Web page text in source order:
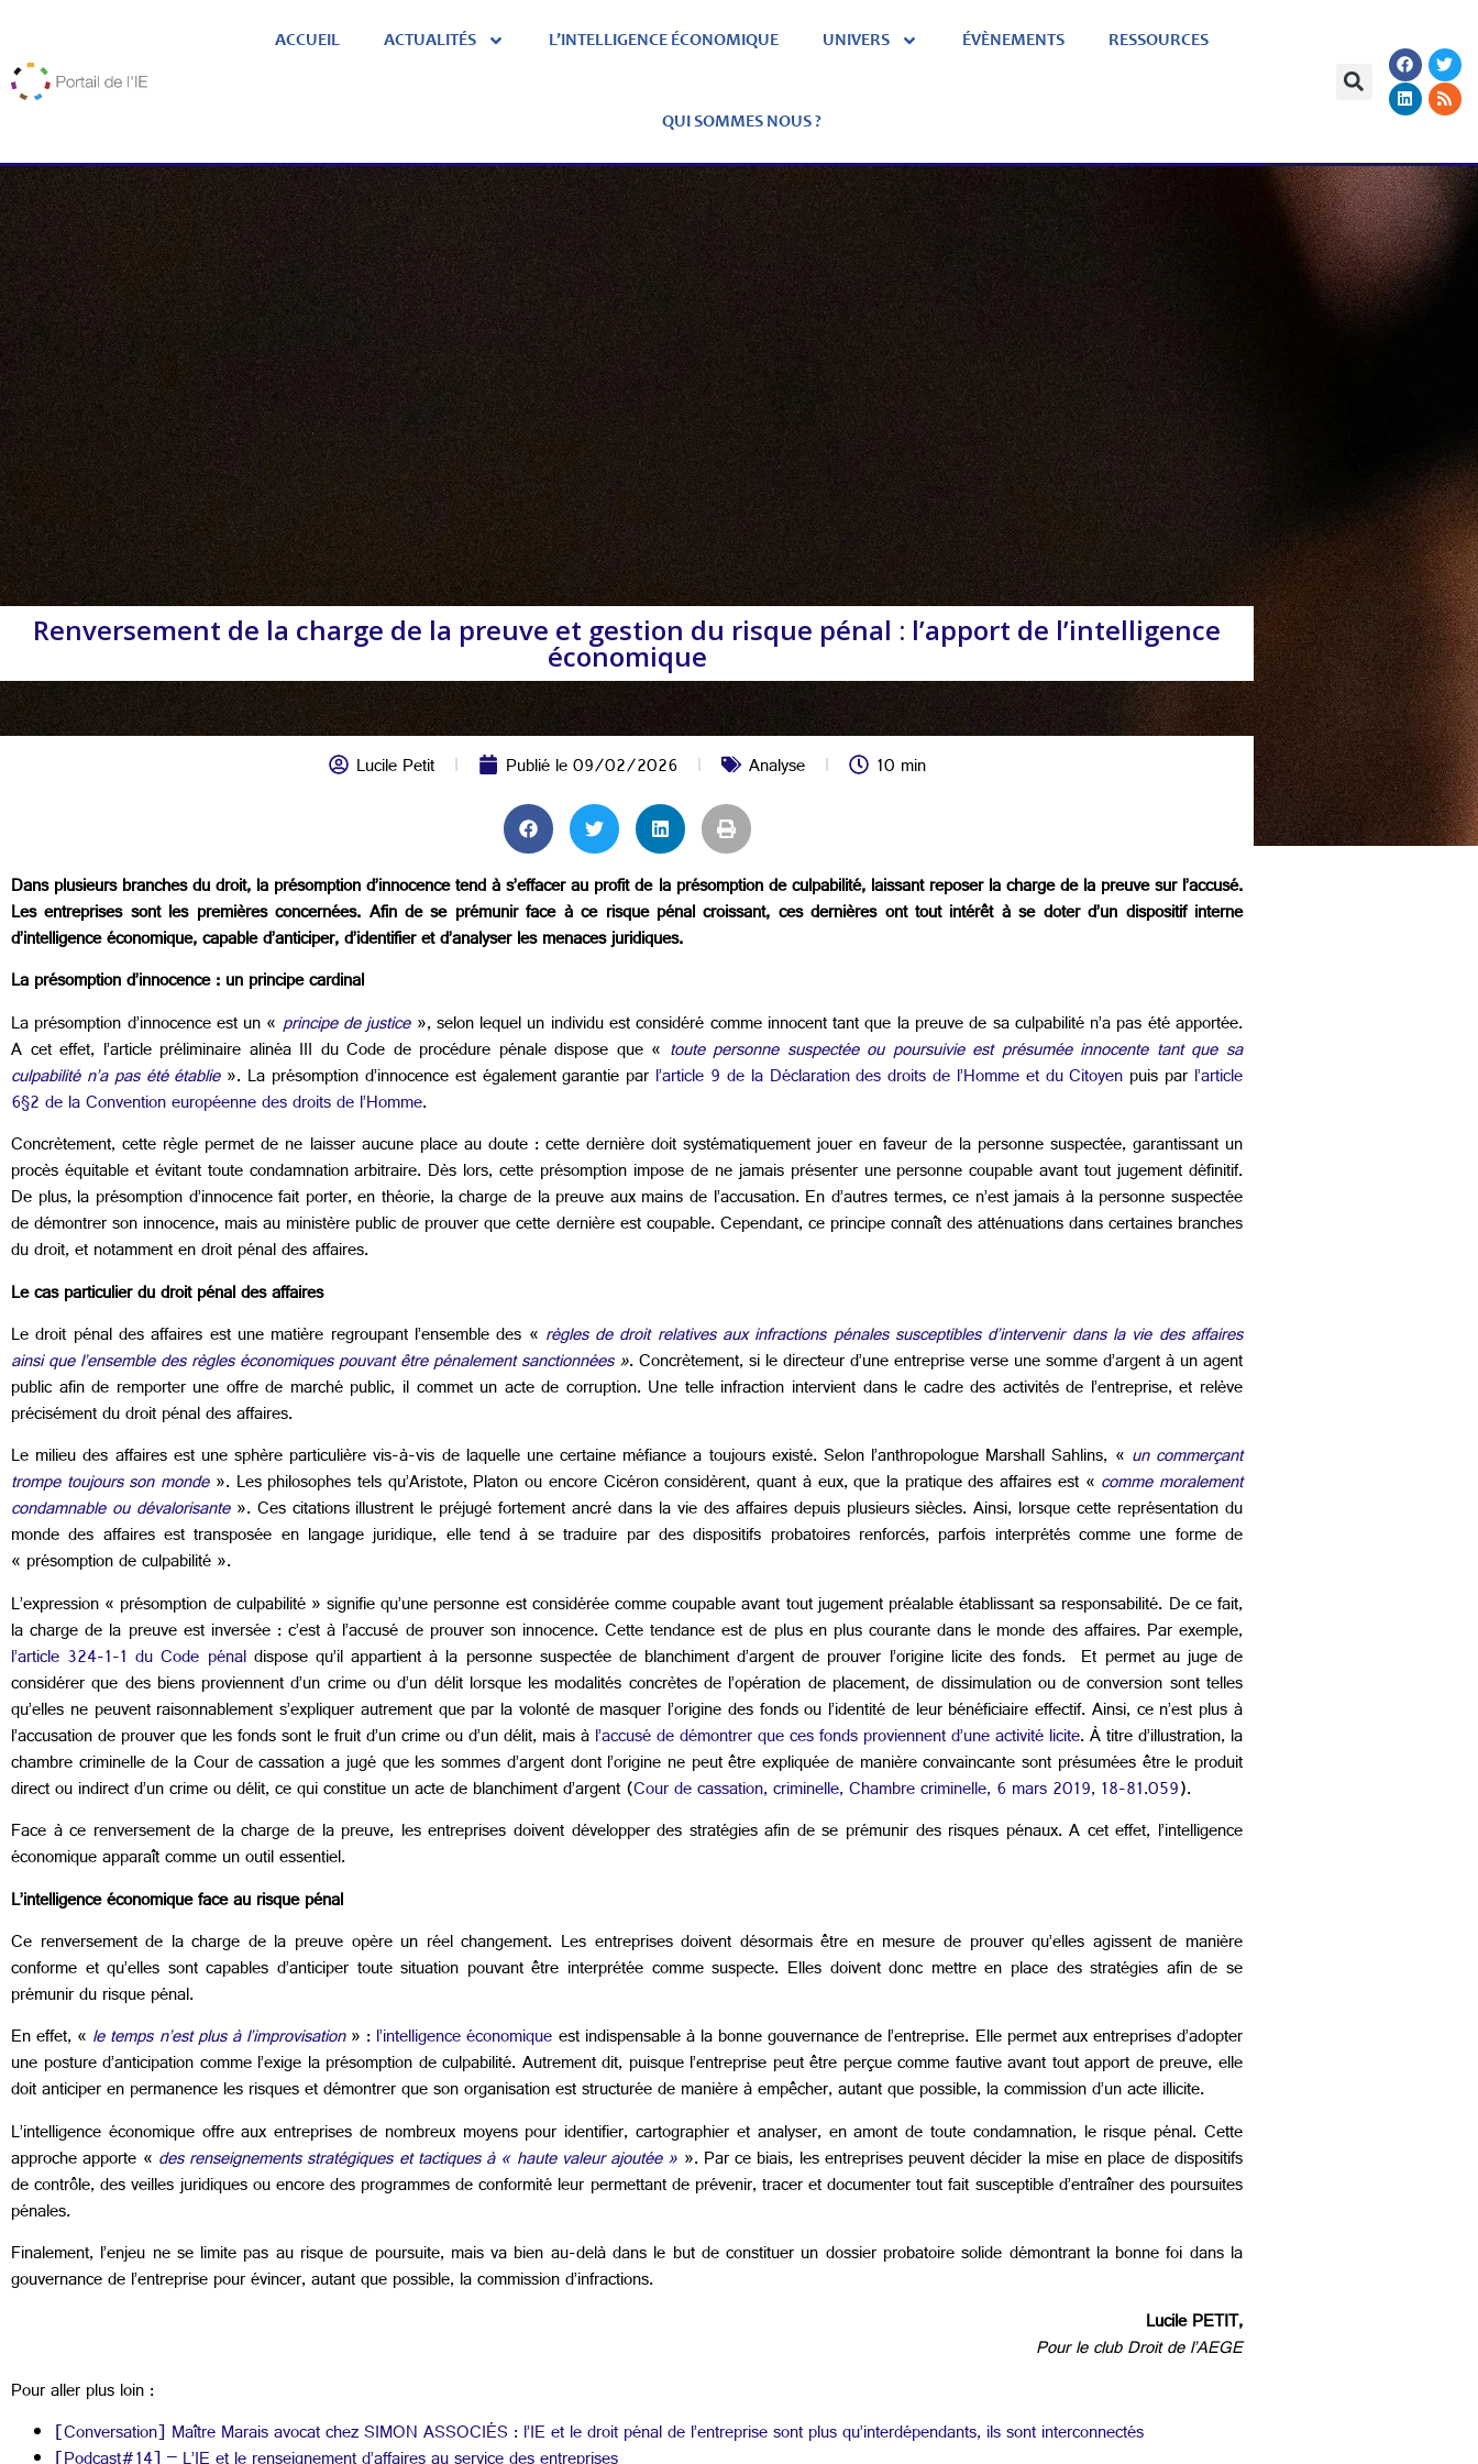
ACCUEIL ACTUALITÉS L’INTELLIGENCE ÉCONOMIQUE UNIVERS ÉVÈNEMENTS RESSOURCES
QUI SOMMES NOUS ?
Renversement de la charge de la preuve et gestion du risque pénal : l’apport de l’intelligence
économique
Lucile Petit Publié le09/02/2026 Analyse 10 min
Dans plusieurs branches du droit, la présomption d’innocence tend à s’effacer au profit de la présomption de culpabilité, laissant reposer la charge de la preuve sur l’accusé.
Les entreprises sont les premières concernées. Afin de se prémunir face à ce risque pénal croissant, ces dernières ont tout intérêt à se doter d’un dispositif interne
d’intelligence économique, capable d’anticiper, d’identifier et d’analyser les menaces juridiques.
La présomption d’innocence : un principe cardinal
La présomption d’innocence est un « principe de justice », selon lequel un individu est considéré comme innocent tant que la preuve de sa culpabilité n’a pas été apportée.
A cet effet, l’article préliminaire alinéa III du Code de procédure pénale dispose que « toute personne suspectée ou poursuivie est présumée innocente tant que sa
culpabilité n’a pas été établie ». La présomption d’innocence est également garantie par l’article 9 de la Déclaration des droits de l’Homme et du Citoyen puis par l’article
6§2 de la Convention européenne des droits de l’Homme.
Concrètement, cette règle permet de ne laisser aucune place au doute : cette dernière doit systématiquement jouer en faveur de la personne suspectée, garantissant un
procès équitable et évitant toute condamnation arbitraire. Dès lors, cette présomption impose de ne jamais présenter une personne coupable avant tout jugement définitif.
De plus, la présomption d’innocence fait porter, en théorie, la charge de la preuve aux mains de l’accusation. En d’autres termes, ce n’est jamais à la personne suspectée
de démontrer son innocence, mais au ministère public de prouver que cette dernière est coupable. Cependant, ce principe connaît des atténuations dans certaines branches
du droit, et notamment en droit pénal des affaires.
Le cas particulier du droit pénal des affaires
Le droit pénal des affaires est une matière regroupant l’ensemble des « règles de droit relatives aux infractions pénales susceptibles d’intervenir dans la vie des affaires
ainsi que l’ensemble des règles économiques pouvant être pénalement sanctionnées». Concrètement, si le directeur d’une entreprise verse une somme d’argent à un agent
public afin de remporter une offre de marché public, il commet un acte de corruption. Une telle infraction intervient dans le cadre des activités de l’entreprise, et relève
précisément du droit pénal des affaires.
Le milieu des affaires est une sphère particulière vis-à-vis de laquelle une certaine méfiance a toujours existé. Selon l’anthropologue Marshall Sahlins, « un commerçant
trompe toujours son monde». Les philosophes tels qu’Aristote, Platon ou encore Cicéron considèrent, quant à eux, que la pratique des affaires est « comme moralement
condamnable ou dévalorisante ». Ces citations illustrent le préjugé fortement ancré dans la vie des affaires depuis plusieurs siècles. Ainsi, lorsque cette représentation du
monde des affaires est transposée en langage juridique, elle tend à se traduire par des dispositifs probatoires renforcés, parfois interprétés comme une forme de
« présomption de culpabilité ».
L’expression « présomption de culpabilité » signifie qu’une personne est considérée comme coupable avant tout jugement préalable établissant sa responsabilité. De ce fait,
la charge de la preuve est inversée : c’est à l’accusé de prouver son innocence. Cette tendance est de plus en plus courante dans le monde des affaires. Par exemple,
l’article 324-1-1 du Code pénaldispose qu’il appartient à la personne suspectée de blanchiment d’argent de prouver l’origine licite des fonds. Et permet au juge de
considérer que des biens proviennent d’un crime ou d’un délit lorsque les modalités concrètes de l’opération de placement, de dissimulation ou de conversion sont telles
qu’elles ne peuvent raisonnablement s’expliquer autrement que par la volonté de masquer l’origine des fonds ou l’identité de leur bénéficiaire effectif. Ainsi, ce n’est plus à
l’accusation de prouver que les fonds sont le fruit d’un crime ou d’un délit, mais àl’accusé de démontrer que ces fonds proviennent d’une activité licite. À titre d’illustration, la
chambre criminelle de la Cour de cassation a jugé que les sommes d’argent dont l’origine ne peut être expliquée de manière convaincante sont présumées être le produit
direct ou indirect d’un crime ou délit, ce qui constitue un acte de blanchiment d’argent (Cour de cassation, criminelle, Chambre criminelle, 6 mars 2019, 18-81.059).
Face à ce renversement de la charge de la preuve, les entreprises doivent développer des stratégies afin de se prémunir des risques pénaux. A cet effet, l’intelligence
économique apparaît comme un outil essentiel.
L’intelligence économique face au risque pénal
Ce renversement de la charge de la preuve opère un réel changement. Les entreprises doivent désormais être en mesure de prouver qu’elles agissent de manière
conforme et qu’elles sont capables d’anticiper toute situation pouvant être interprétée comme suspecte. Elles doivent donc mettre en place des stratégies afin de se
prémunir du risque pénal.
En effet, « le temps n’est plus à l’improvisation» :l’intelligence économiqueest indispensable à la bonne gouvernance de l’entreprise. Elle permet aux entreprises d’adopter
une posture d’anticipation comme l’exige la présomption de culpabilité. Autrement dit, puisque l’entreprise peut être perçue comme fautive avant tout apport de preuve, elle
doit anticiper en permanence les risques et démontrer que son organisation est structurée de manière à empêcher, autant que possible, la commission d’un acte illicite.
L’intelligence économique offre aux entreprises de nombreux moyens pour identifier, cartographier et analyser, en amont de toute condamnation, le risque pénal. Cette
approche apporte « des renseignements stratégiques et tactiques à « haute valeur ajoutée » ». Par ce biais, les entreprises peuvent décider la mise en place de dispositifs
de contrôle, des veilles juridiques ou encore des programmes de conformité leur permettant de prévenir, tracer et documenter tout fait susceptible d’entraîner des poursuites
pénales.
Finalement, l’enjeu ne se limite pas au risque de poursuite, mais va bien au-delà dans le but de constituer un dossier probatoire solide démontrant la bonne foi dans la
gouvernance de l’entreprise pour évincer, autant que possible, la commission d’infractions.
Lucile PETIT,
Pour le club Droit de l’AEGE
Pour aller plus loin :
[Conversation] Maître Marais avocat chez SIMON ASSOCIÉS : l’IE et le droit pénal de l’entreprise sont plus qu’interdépendants, ils sont interconnectés